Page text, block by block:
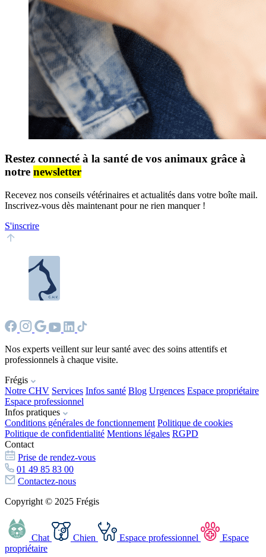
Restez connecté à la santé de vos animaux grâce à
notre newsletter
Recevez nos conseils vétérinaires et actualités dans votre boîte mail.
Inscrivez-vous dès maintenant pour ne rien manquer !
S'inscrire
Nos experts veillent sur leur santé avec des soins attentifs et
professionnels à chaque visite.
Frégis
Notre CHV Services Infos santé Blog Urgences Espace propriétaire
Espace professionnel
Infos pratiques
Conditions générales de fonctionnement Politique de cookies
Politique de confidentialité Mentions légales RGPD
Contact
Prise de rendez-vous
01 49 85 83 00
Contactez-nous
Copyright © 2025 Frégis
Chat Chien Espace professionnel
Espace
propriétaire